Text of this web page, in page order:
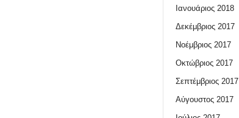
Ιανουάριος 2018
Δεκέμβριος 2017
Νοέμβριος 2017
Οκτώβριος 2017
Σεπτέμβριος 2017
Αύγουστος 2017